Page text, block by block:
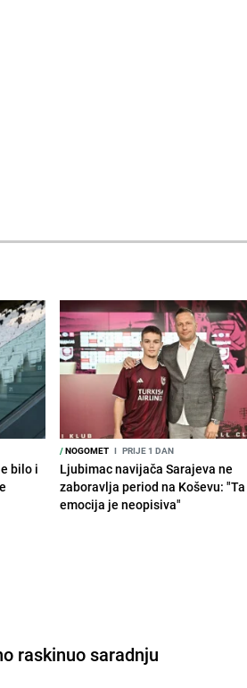
bilo i
/NOGOMET I PRIJE 1 DAN
Ljubimac navijača Sarajeva ne
zaboravlja period na Koševu: "Ta
emocija je neopisiva"
raskinuo saradnju